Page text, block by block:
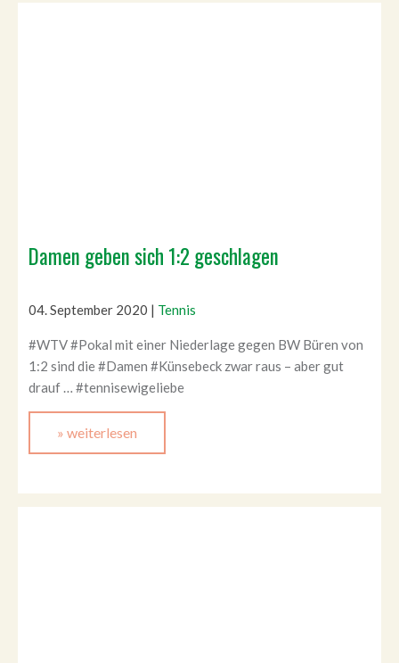
Damen geben sich 1:2 geschlagen
04. September 2020 | Tennis
#WTV #Pokal mit einer Niederlage gegen BW Büren von
1:2 sind die #Damen #Künsebeck zwar raus – aber gut
drauf … #tennisewigeliebe
» weiterlesen